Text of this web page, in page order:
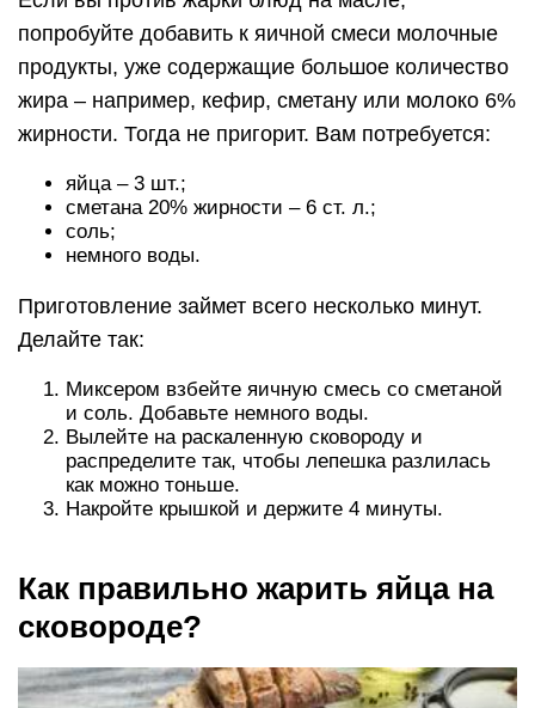
попробуйте добавить к яичной смеси молочные
продукты, уже содержащие большое количество
жира – например, кефир, сметану или молоко 6%
жирности. Тогда не пригорит. Вам потребуется:
яйца – 3 шт.;
сметана 20% жирности – 6 ст. л.;
соль;
немного воды.
Приготовление займет всего несколько минут.
Делайте так:
Миксером взбейте яичную смесь со сметаной
и соль. Добавьте немного воды.
Вылейте на раскаленную сковороду и
распределите так, чтобы лепешка разлилась
как можно тоньше.
Накройте крышкой и держите 4 минуты.
Как правильно жарить яйца на
сковороде?